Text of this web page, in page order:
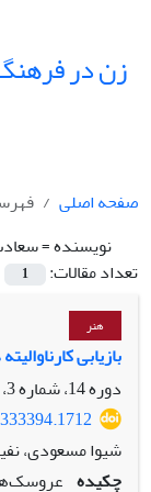
زن در
صفحه اصلی
نویسنده =
تعداد مقالات:
1
هنر
بازیابی
دوره 14، شماره 3، پاییز 1401، صفحه
شیوا مسعودی،
چکیده